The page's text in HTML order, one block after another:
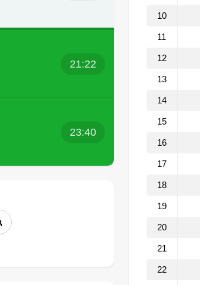
21:22
23:40
10
11
12
13
14
15
16
17
18
19
20
21
22